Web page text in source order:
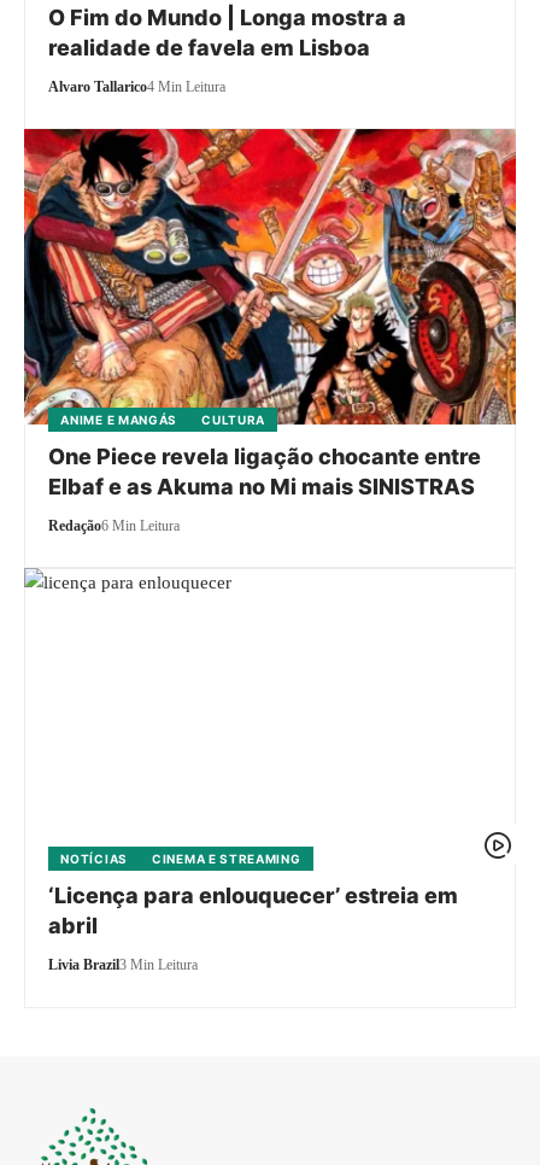
O Fim do Mundo | Longa mostra a
realidade de favela em Lisboa
Alvaro Tallarico4 Min Leitura
ANIME E MANGÁS CULTURA
One Piece revela ligação chocante entre
Elbaf e as Akuma no Mi mais SINISTRAS
Redação6 Min Leitura
NOTÍCIAS CINEMA E STREAMING
‘Licença para enlouquecer’ estreia em
abril
Livia Brazil3 Min Leitura